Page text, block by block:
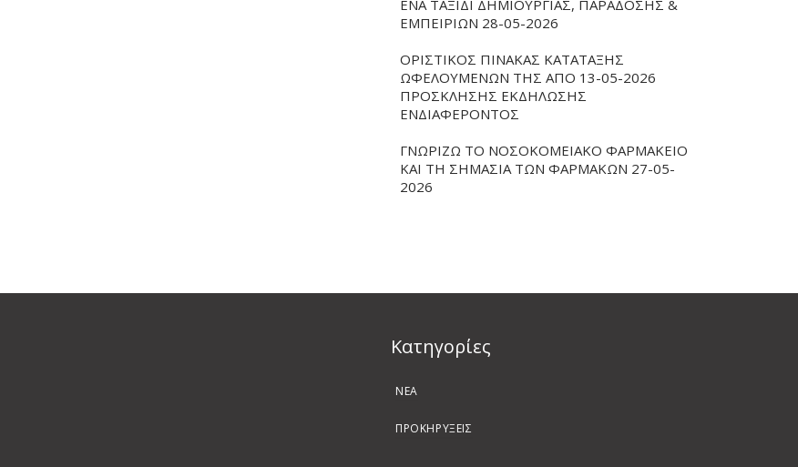
ΕΝΑ ΤΑΞΙΔΙ ΔΗΜΙΟΥΡΓΙΑΣ, ΠΑΡΑΔΟΣΗΣ &
ΕΜΠΕΙΡΙΩΝ 28-05-2026
ΟΡΙΣΤΙΚΟΣ ΠΙΝΑΚΑΣ ΚΑΤΑΤΑΞΗΣ
ΩΦΕΛΟΥΜΕΝΩΝ ΤΗΣ ΑΠΟ 13-05-2026
ΠΡΟΣΚΛΗΣΗΣ ΕΚΔΗΛΩΣΗΣ
ΕΝΔΙΑΦΕΡΟΝΤΟΣ
ΓΝΩΡΙΖΩ ΤΟ ΝΟΣΟΚΟΜΕΙΑΚΟ ΦΑΡΜΑΚΕΙΟ
ΚΑΙ ΤΗ ΣΗΜΑΣΙΑ ΤΩΝ ΦΑΡΜΑΚΩΝ 27-05-
2026
Kατηγορίες
ΝΕΑ
ΠΡΟΚΗΡΥΞΕΙΣ